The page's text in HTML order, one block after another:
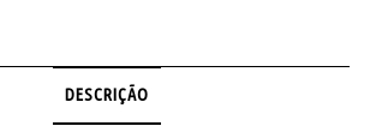
DESCRIÇÃO